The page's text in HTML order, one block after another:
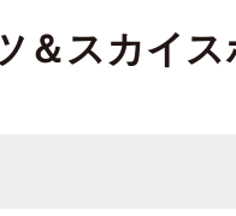
＆スカイス